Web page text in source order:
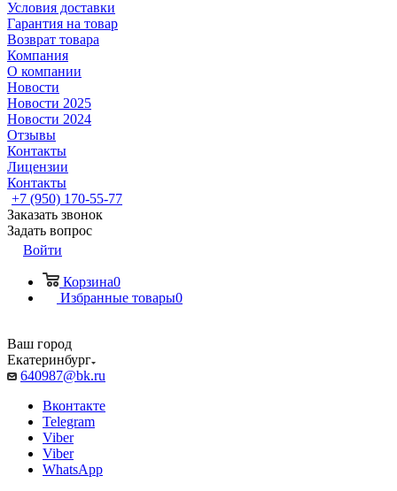
Условия доставки
Гарантия на товар
Возврат товара
Компания
О компании
Новости
Новости 2025
Новости 2024
Отзывы
Контакты
Лицензии
Контакты
+7 (950) 170-55-77
Заказать звонок
Задать вопрос
Войти
Корзина0
Избранные товары0
Ваш город
Екатеринбург
640987@bk.ru
Вконтакте
Telegram
Viber
Viber
WhatsApp